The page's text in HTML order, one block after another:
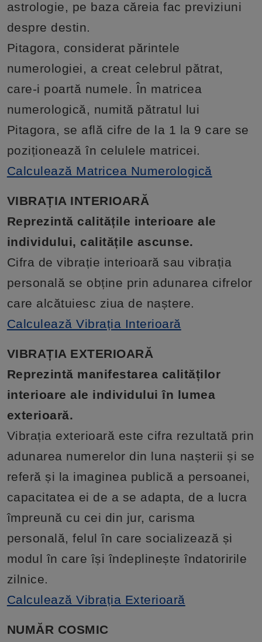
astrologie, pe baza căreia fac previziuni
despre destin.
Pitagora, considerat părintele
numerologiei, a creat celebrul pătrat,
care-i poartă numele. În matricea
numerologică, numită pătratul lui
Pitagora, se află cifre de la 1 la 9 care se
poziționează în celulele matricei.
Calculează Matricea Numerologică
VIBRAȚIA INTERIOARĂ
Reprezintă calitățile interioare ale
individului, calitățile ascunse.
Cifra de vibrație interioară sau vibrația
personală se obține prin adunarea cifrelor
care alcătuiesc ziua de naștere.
Calculează Vibrația Interioară
VIBRAȚIA EXTERIOARĂ
Reprezintă manifestarea calităților
interioare ale individului în lumea
exterioară.
Vibrația exterioară este cifra rezultată prin
adunarea numerelor din luna nașterii și se
referă și la imaginea publică a persoanei,
capacitatea ei de a se adapta, de a lucra
împreună cu cei din jur, carisma
personală, felul în care socializează și
modul în care își îndeplinește îndatoririle
zilnice.
Calculează Vibrația Exterioară
NUMĂR COSMIC